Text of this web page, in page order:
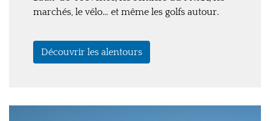
marchés, le vélo… et même les golfs autour.
Découvrir les alentours